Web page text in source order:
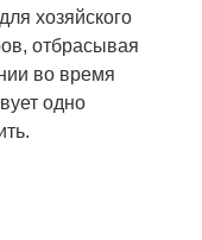
хозяйского
отбрасывая
во время
одно